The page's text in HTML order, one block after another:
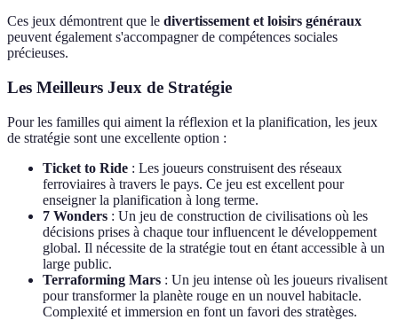
Ces jeux démontrent que le divertissement et loisirs généraux
peuvent également s'accompagner de compétences sociales
précieuses.
Les Meilleurs Jeux de Stratégie
Pour les familles qui aiment la réflexion et la planification, les jeux
de stratégie sont une excellente option :
Ticket to Ride : Les joueurs construisent des réseaux
ferroviaires à travers le pays. Ce jeu est excellent pour
enseigner la planification à long terme.
7 Wonders : Un jeu de construction de civilisations où les
décisions prises à chaque tour influencent le développement
global. Il nécessite de la stratégie tout en étant accessible à un
large public.
Terraforming Mars : Un jeu intense où les joueurs rivalisent
pour transformer la planète rouge en un nouvel habitacle.
Complexité et immersion en font un favori des stratèges.